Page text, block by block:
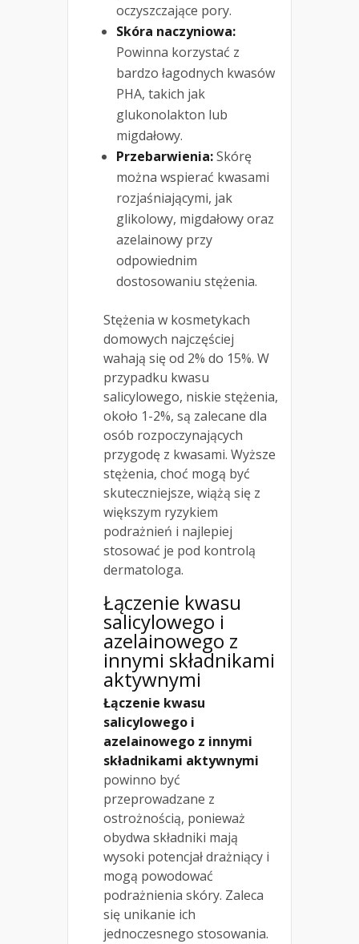
oczyszczające pory.
Skóra naczyniowa:
Powinna korzystać z
bardzo łagodnych kwasów
PHA, takich jak
glukonolakton lub
migdałowy.
Przebarwienia:Skórę
można wspierać kwasami
rozjaśniającymi, jak
glikolowy, migdałowy oraz
azelainowy przy
odpowiednim
dostosowaniu stężenia.
Stężenia w kosmetykach
domowych najczęściej
wahają się od 2% do 15%. W
przypadku kwasu
salicylowego, niskie stężenia,
około 1-2%, są zalecane dla
osób rozpoczynających
przygodę z kwasami. Wyższe
stężenia, choć mogą być
skuteczniejsze, wiążą się z
większym ryzykiem
podrażnień i najlepiej
stosować je pod kontrolą
dermatologa.
Łączenie kwasu
salicylowego i
azelainowego z
innymi składnikami
aktywnymi
Łączenie kwasu
salicylowego i
azelainowego z innymi
składnikami aktywnymi
powinno być
przeprowadzane z
ostrożnością, ponieważ
obydwa składniki mają
wysoki potencjał drażniący i
mogą powodować
podrażnienia skóry. Zaleca
się unikanie ich
jednoczesnego stosowania.